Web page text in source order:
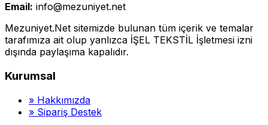
Email: info@mezuniyet.net
Mezuniyet.Net sitemizde bulunan tüm içerik ve temalar
tarafımıza ait olup yanlızca İŞEL TEKSTİL İşletmesi izni
dışında paylaşıma kapalıdır.
Kurumsal
» Hakkımızda
» Sipariş Destek